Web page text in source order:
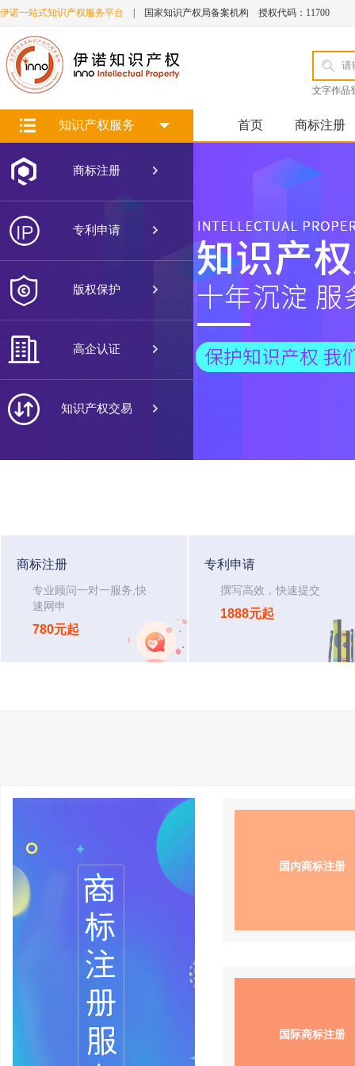
伊诺一站式知识产权服务平台 | 国家知识产权局备案机构 授权代码：11700
文字作品
首页 商标注册
知识产权服务
商标注册 
专利申请 
版权保护 
高企认证 
知识产权交易 
商标注册
专业顾问一对一服务,快
速网申
780元起
专利申请
撰写高效，快速提交
1888元起
国内商标注册
国际商标注册